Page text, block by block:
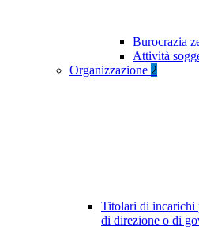
Burocrazia
Attività
Organizzazione 2
Titolari di incarichi
di direzione o di